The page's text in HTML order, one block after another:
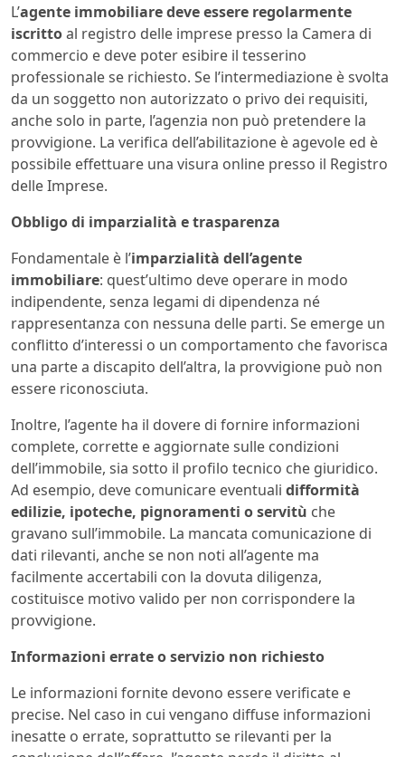
L’agente immobiliare deve essere regolarmente
iscrittoal registro delle imprese presso la Camera di
commercio e deve poter esibire il tesserino
professionale se richiesto. Se l’intermediazione è svolta
da un soggetto non autorizzato o privo dei requisiti,
anche solo in parte, l’agenzia non può pretendere la
provvigione. La verifica dell’abilitazione è agevole ed è
possibile effettuare una visura online presso il Registro
delle Imprese.
Obbligo di imparzialità e trasparenza
Fondamentale è l’imparzialità dell’agente
immobiliare: quest’ultimo deve operare in modo
indipendente, senza legami di dipendenza né
rappresentanza con nessuna delle parti. Se emerge un
conflitto d’interessi o un comportamento che favorisca
una parte a discapito dell’altra, la provvigione può non
essere riconosciuta.
Inoltre, l’agente ha il dovere di fornire informazioni
complete, corrette e aggiornate sulle condizioni
dell’immobile, sia sotto il profilo tecnico che giuridico.
Ad esempio, deve comunicare eventuali difformità
edilizie, ipoteche, pignoramenti o servitù che
gravano sull’immobile. La mancata comunicazione di
dati rilevanti, anche se non noti all’agente ma
facilmente accertabili con la dovuta diligenza,
costituisce motivo valido per non corrispondere la
provvigione.
Informazioni errate o servizio non richiesto
Le informazioni fornite devono essere verificate e
precise. Nel caso in cui vengano diffuse informazioni
inesatte o errate, soprattutto se rilevanti per la